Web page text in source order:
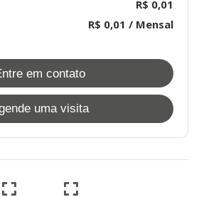
R$ 0,01
R$ 0,01 / Mensal
em contato
uma visita